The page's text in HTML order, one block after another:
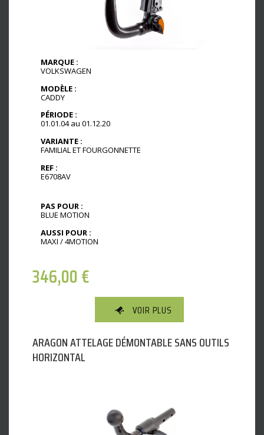
MARQUE :
VOLKSWAGEN
MODÈLE :
CADDY
PÉRIODE :
01.01.04 au 01.12.20
VARIANTE :
FAMILIAL ET FOURGONNETTE
REF :
E6708AV
PAS POUR :
BLUE MOTION
AUSSI POUR :
MAXI / 4MOTION
346,00€
VOIR PLUS
ARAGON ATTELAGE DÉMONTABLE SANS OUTILS
HORIZONTAL